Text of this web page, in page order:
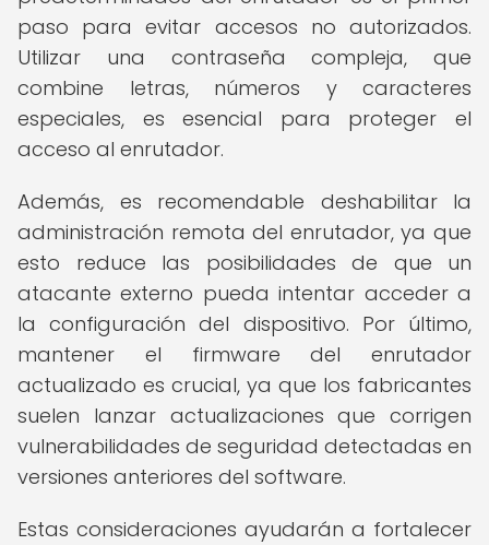
paso para evitar accesos no autorizados.
Utilizar una contraseña compleja, que
combine letras, números y caracteres
especiales, es esencial para proteger el
acceso al enrutador.
Además, es recomendable deshabilitar la
administración remota del enrutador, ya que
esto reduce las posibilidades de que un
atacante externo pueda intentar acceder a
la configuración del dispositivo. Por último,
mantener el firmware del enrutador
actualizado es crucial, ya que los fabricantes
suelen lanzar actualizaciones que corrigen
vulnerabilidades de seguridad detectadas en
versiones anteriores del software.
Estas consideraciones ayudarán a fortalecer